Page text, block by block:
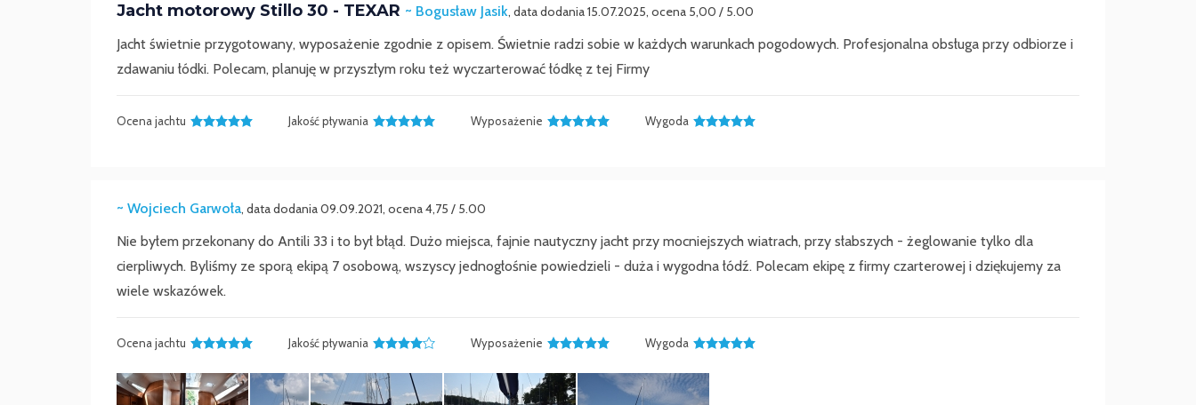
Jacht motorowy Stillo 30 - TEXAR ~ Bogusław Jasik, data dodania 15.07.2025, ocena 5,00 / 5.00
Jacht świetnie przygotowany, wyposażenie zgodnie z opisem. Świetnie radzi sobie w każdych warunkach pogodowych. Profesjonalna obsługa przy odbiorze i
zdawaniu łódki. Polecam, planuję w przyszłym roku też wyczarterować łódkę z tej Firmy
Ocena jachtu Jakość pływania Wyposażenie Wygoda
~ Wojciech Garwoła, data dodania 09.09.2021, ocena 4,75 / 5.00
Nie byłem przekonany do Antili 33 i to był błąd. Dużo miejsca, fajnie nautyczny jacht przy mocniejszych wiatrach, przy słabszych - żeglowanie tylko dla
cierpliwych. Byliśmy ze sporą ekipą 7 osobową, wszyscy jednogłośnie powiedzieli - duża i wygodna łódź. Polecam ekipę z firmy czarterowej i dziękujemy za
wiele wskazówek.
Ocena jachtu Jakość pływania Wyposażenie Wygoda